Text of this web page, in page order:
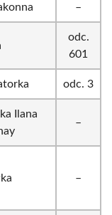
–
odc.
601
odc. 3
Ilana
–
–